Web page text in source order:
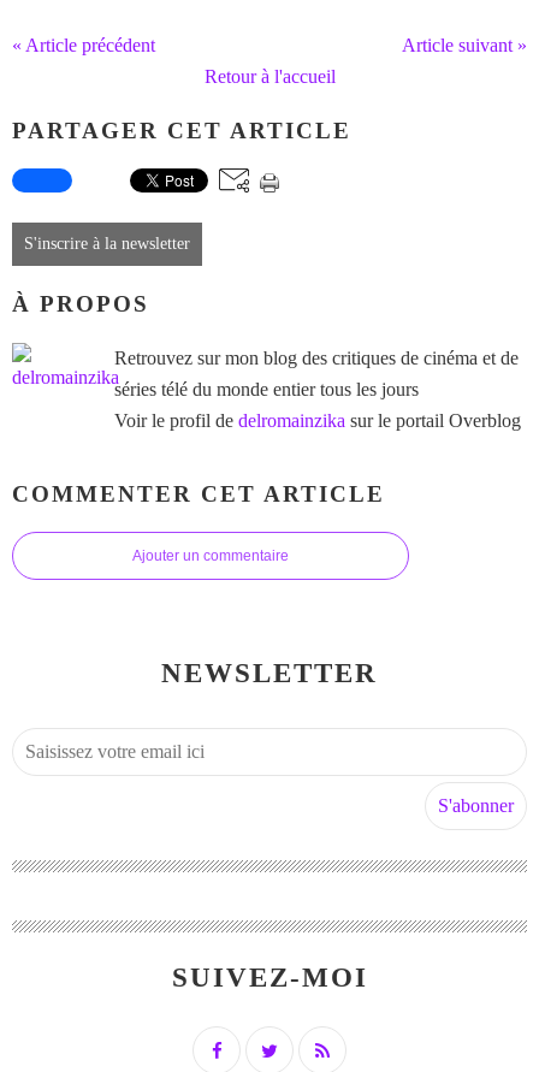
« Article précédent
Article suivant »
Retour à l'accueil
PARTAGER CET ARTICLE
S'inscrire à la newsletter
À PROPOS
Retrouvez sur mon blog des critiques de cinéma et de
séries télé du monde entier tous les jours
Voir le profil de delromainzika sur le portail Overblog
COMMENTER CET ARTICLE
Ajouter un commentaire
NEWSLETTER
SUIVEZ-MOI